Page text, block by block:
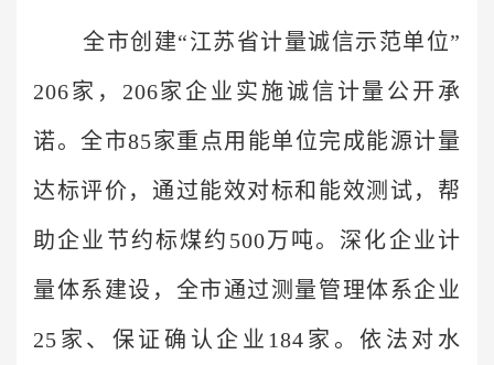
全市创建“江苏省计量诚信示范单位”
206家，206家企业实施诚信计量公开承
诺。全市85家重点用能单位完成能源计量
达标评价，通过能效对标和能效测试，帮
助企业节约标煤约500万吨。深化企业计
量体系建设，全市通过测量管理体系企业
25家、保证确认企业184家。依法对水